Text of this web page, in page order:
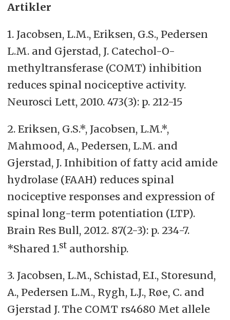
Artikler
1. Jacobsen, L.M., Eriksen, G.S., Pedersen
L.M. and Gjerstad, J. Catechol-O-
methyltransferase (COMT) inhibition
reduces spinal nociceptive activity.
Neurosci Lett, 2010. 473(3): p. 212-15
2. Eriksen, G.S.*, Jacobsen, L.M.*,
Mahmood, A., Pedersen, L.M. and
Gjerstad, J. Inhibition of fatty acid amide
hydrolase (FAAH) reduces spinal
nociceptive responses and expression of
spinal long-term potentiation (LTP).
Brain Res Bull, 2012. 87(2-3): p. 234-7.
*Shared 1.stauthorship.
3. Jacobsen, L.M., Schistad, E.I., Storesund,
A., Pedersen L.M., Rygh, L.J., Røe, C. and
Gjerstad J. The COMT rs4680 Met allele